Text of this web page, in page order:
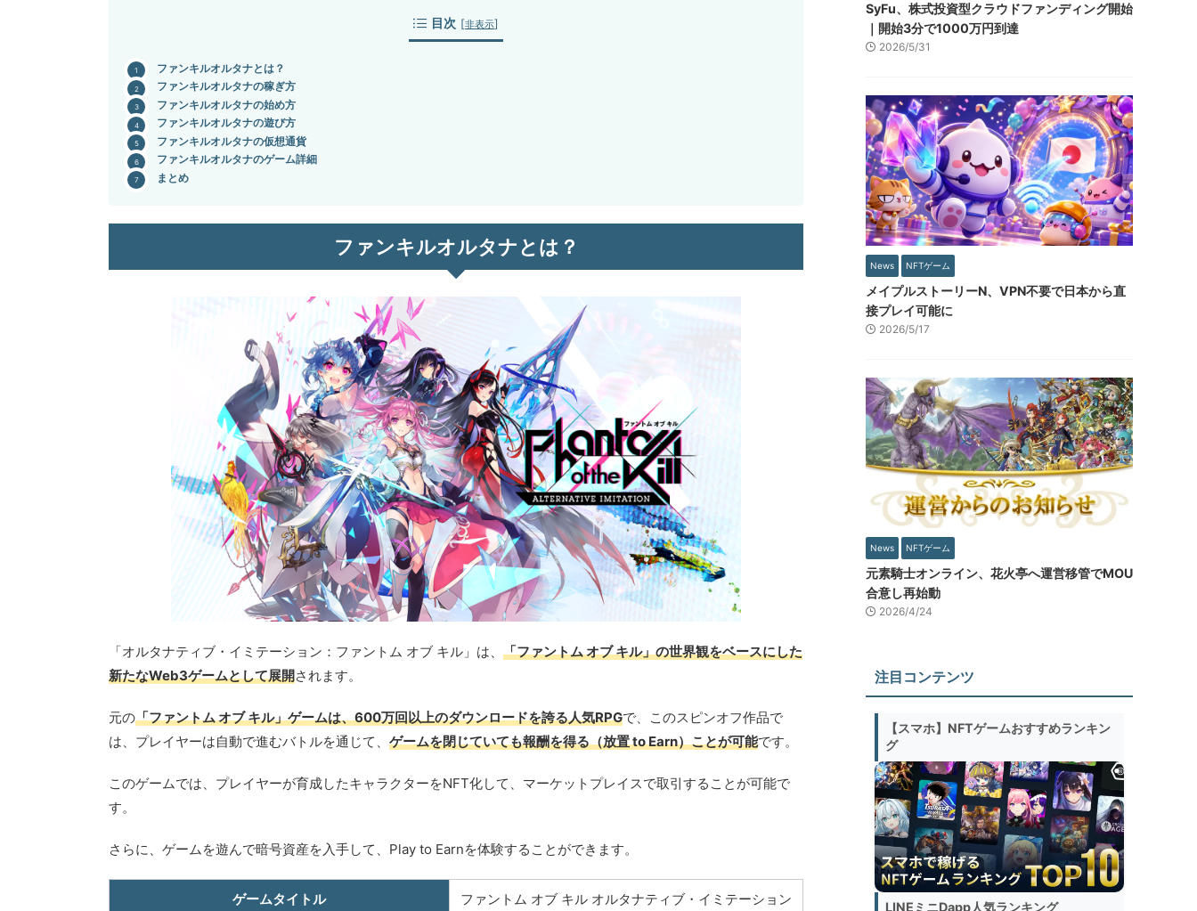
目次 [非表示]
ファンキルオルタナとは？
ファンキルオルタナの稼ぎ方
ファンキルオルタナの始め方
ファンキルオルタナの遊び方
ファンキルオルタナの仮想通貨
ファンキルオルタナのゲーム詳細
まとめ
ファンキルオルタナとは？
「オルタナティブ・イミテーション：ファントム オブ キル」は、 「ファントム オブ キル」の世界観をベースにした
新たなWeb3ゲームとして展開されます。
元の「ファントム オブ キル」ゲームは、600万回以上のダウンロードを誇る人気RPGで、このスピンオフ作品で
は、プレイヤーは自動で進むバトルを通じて、 ゲームを閉じていても報酬を得る（放置 to Earn）ことが可能です。
このゲームでは、プレイヤーが育成したキャラクターをNFT化して、マーケットプレイスで取引することが可能で
す。
さらに、ゲームを遊んで暗号資産を入手して、Play to Earnを体験することができます。
ゲームタイトル ファントム オブ キル オルタナティブ・イミテーション
SyFu、株式投資型クラウドファンディング開始
｜開始3分で1000万円到達
2026/5/31
News NFTゲーム
メイプルストーリーN、VPN不要で日本から直
接プレイ可能に
2026/5/17
News NFTゲーム
元素騎士オンライン、花火亭へ運営移管でMOU
合意し再始動
2026/4/24
注目コンテンツ
【スマホ】NFTゲームおすすめランキン
グ
LINEミニDapp人気ランキング